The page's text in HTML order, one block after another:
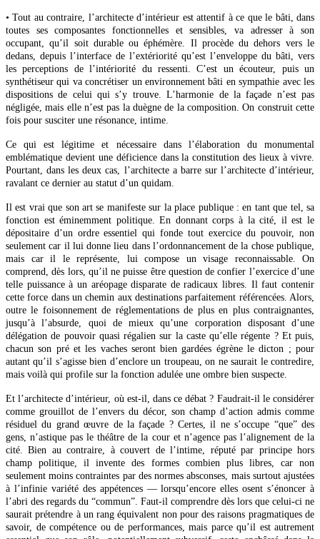
• Tout au contraire, l’architecte d’intérieur est attentif à ce que le bâti, dans
toutes ses composantes fonctionnelles et sensibles, va adresser à son
occupant, qu’il soit durable ou éphémère. Il procède du dehors vers le
dedans, depuis l’interface de l’extériorité qu’est l’enveloppe du bâti, vers
les perceptions de l’intériorité du ressenti. C’est un écouteur, puis un
synthétiseur qui va concrétiser un environnement bâti en sympathie avec les
dispositions de celui qui s’y trouve. L’harmonie de la façade n’est pas
négligée, mais elle n’est pas la duègne de la composition. On construit cette
fois pour susciter une résonance, intime.
Ce qui est légitime et nécessaire dans l’élaboration du monumental
emblématique devient une déficience dans la constitution des lieux à vivre.
Pourtant, dans les deux cas, l’architecte a barre sur l’architecte d’intérieur,
ravalant ce dernier au statut d’un quidam.
Il est vrai que son art se manifeste sur la place publique : en tant que tel, sa
fonction est éminemment politique. En donnant corps à la cité, il est le
dépositaire d’un ordre essentiel qui fonde tout exercice du pouvoir, non
seulement car il lui donne lieu dans l’ordonnancement de la chose publique,
mais car il le représente, lui compose un visage reconnaissable. On
comprend, dès lors, qu’il ne puisse être question de confier l’exercice d’une
telle puissance à un aréopage disparate de radicaux libres. Il faut contenir
cette force dans un chemin aux destinations parfaitement référencées. Alors,
outre le foisonnement de réglementations de plus en plus contraignantes,
jusqu’à l’absurde, quoi de mieux qu’une corporation disposant d’une
délégation de pouvoir quasi régalien sur la caste qu’elle régente ? Et puis,
chacun son pré et les vaches seront bien gardées égrène le dicton ; pour
autant qu’il s’agisse bien d’enclore un troupeau, on ne saurait le contredire,
mais voilà qui profile sur la fonction adulée une ombre bien suspecte.
Et l’architecte d’intérieur, où est-il, dans ce débat ? Faudrait-il le considérer
comme grouillot de l’envers du décor, son champ d’action admis comme
résiduel du grand œuvre de la façade ? Certes, il ne s’occupe “que” des
gens, n’astique pas le théâtre de la cour et n’agence pas l’alignement de la
cité. Bien au contraire, à couvert de l’intime, réputé par principe hors
champ politique, il invente des formes combien plus libres, car non
seulement moins contraintes par des normes absconses, mais surtout ajustées
à l’infinie variété des appétences — lorsqu’encore elles osent s’énoncer à
l’abri des regards du “commun”. Faut-il comprendre dès lors que celui-ci ne
saurait prétendre à un rang équivalent non pour des raisons pragmatiques de
savoir, de compétence ou de performances, mais parce qu’il est autrement